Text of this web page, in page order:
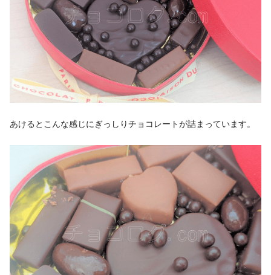
あけるとこんな感じにぎっしりチョコレートが詰まっています。